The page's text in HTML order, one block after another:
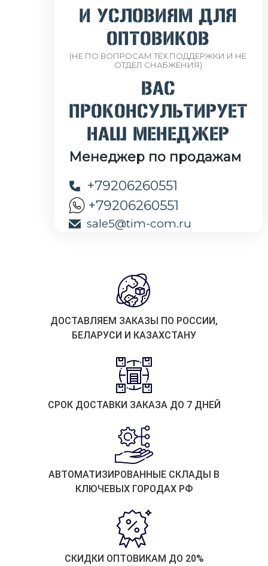
И УСЛОВИЯМ ДЛЯ
ОПТОВИКОВ
(НЕ ПО ВОПРОСАМ ТЕХ.ПОДДЕРЖКИ И НЕ
ОТДЕЛ СНАБЖЕНИЯ)
ВАС
ПРОКОНСУЛЬТИРУЕТ
НАШ МЕНЕДЖЕР
Менеджер по продажам
+79206260551
+79206260551
sale5@tim-com.ru
ДОСТАВЛЯЕМ ЗАКАЗЫ ПО РОССИИ,
БЕЛАРУСИ И КАЗАХСТАНУ
СРОК ДОСТАВКИ ЗАКАЗА ДО 7 ДНЕЙ
АВТОМАТИЗИРОВАННЫЕ СКЛАДЫ В
КЛЮЧЕВЫХ ГОРОДАХ РФ
СКИДКИ ОПТОВИКАМ ДО 20%